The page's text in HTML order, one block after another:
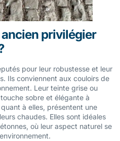
privilégier
pour leur robustesse et leur
Ils conviennent aux couloirs de
Leur teinte grise ou
sobre et élégante à
à elles, présentent une
chaudes. Elles sont idéales
où leur aspect naturel se